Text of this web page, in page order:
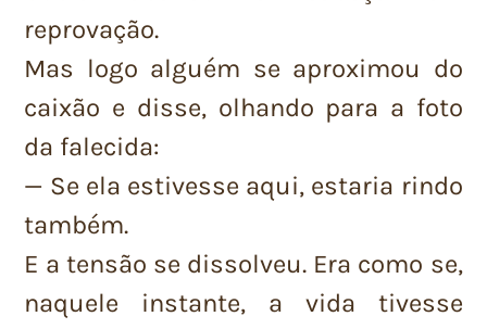
reprovação.
Mas logo alguém se aproximou do
caixão e disse, olhando para a foto
da falecida:
— Se ela estivesse aqui, estaria rindo
também.
E a tensão se dissolveu. Era como se,
naquele instante, a vida tivesse